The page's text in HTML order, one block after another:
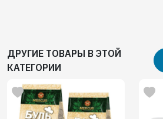
ДРУГИЕ ТОВАРЫ В ЭТОЙ
КАТЕГОРИИ